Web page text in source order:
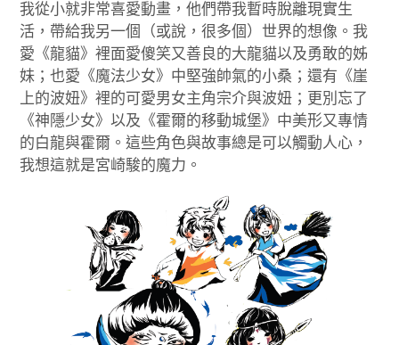
勞動誌
共誌寫手
各期目錄
索取共誌
我從小就非常喜愛動畫，他們帶我暫時脫離現實生
活，帶給我另一個（或說，很多個）世界的想像。我
愛《龍貓》裡面愛傻笑又善良的大龍貓以及勇敢的姊
妹；也愛《魔法少女》中堅強帥氣的小桑；還有《崖
上的波妞》裡的可愛男女主角宗介與波妞；更別忘了
《神隱少女》以及《霍爾的移動城堡》中美形又專情
的白龍與霍爾。這些角色與故事總是可以觸動人心，
我想這就是宮崎駿的魔力。